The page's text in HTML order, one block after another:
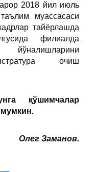
2018 йил июль
муассасаси
тайёрлашда
филиалда
очиш
қўшимчалар
Олег Заманов.